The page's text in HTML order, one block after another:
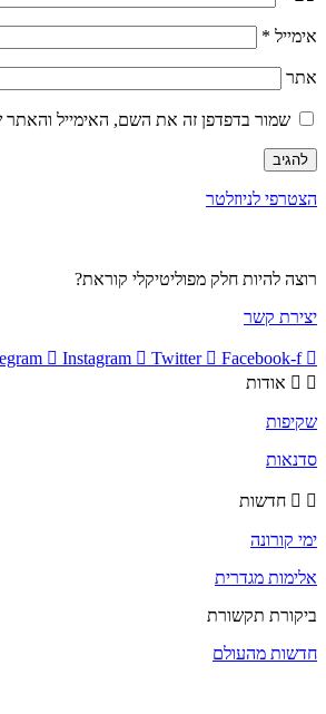
אימייל *
אתר
שמור בדפדפן זה את השם, האימייל
הצטרפי לניוזלטר
רוצה להיות חלק מפוליטיקלי קוראת?
יצירת קשר
Instagram Twitter
Facebook-f
אודות
שקיפות
סדנאות
חדשות
ימי קורונה
אלימות מגדרית
ביקורת תקשורת
חדשות מהעולם